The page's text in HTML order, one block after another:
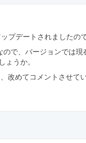
プデートされましたの
で、バージョンでは現
ょうか。
改めてコメントさせて